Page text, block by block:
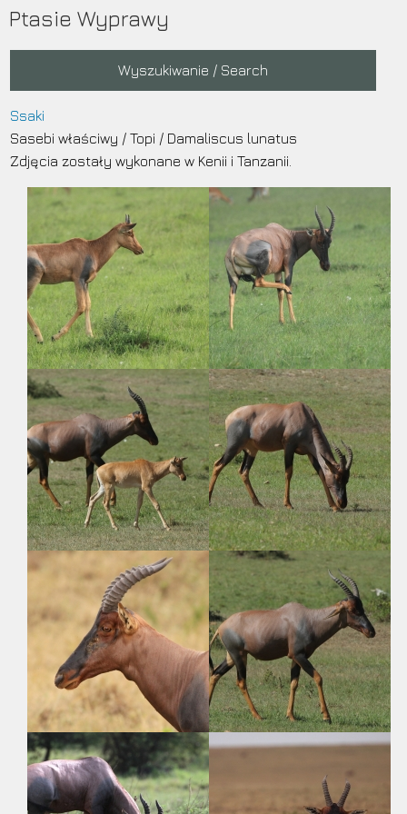
Przejdź
Ptasie Wyprawy
navigation
Wyszukiwanie / Search
Ssaki
Sasebi właściwy /Topi / Damaliscus lunatus
Zdjęcia zostały wykonane w Kenii i Tanzanii.